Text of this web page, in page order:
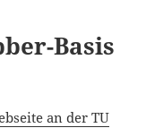
Basis
an der TU